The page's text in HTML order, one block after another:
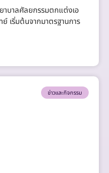
าบาลศัลยกรรมตกแต่งเอ
เริ่มต้นจากมาตรฐานการ
ข่าวและกิจกรรม